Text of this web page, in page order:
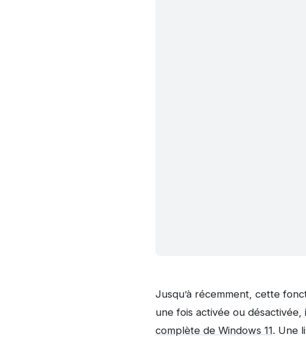
Jusqu’à récemment, cette
une fois activée ou
complète de Windows 11. Une